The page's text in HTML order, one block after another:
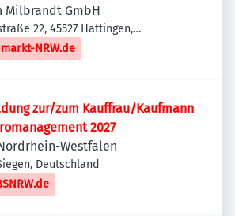
Milbrandt GmbH
22, 45527 Hattingen,
NRW.de
zur/zum Kauffrau/Kaufmann
2027
Westfalen
Deutschland